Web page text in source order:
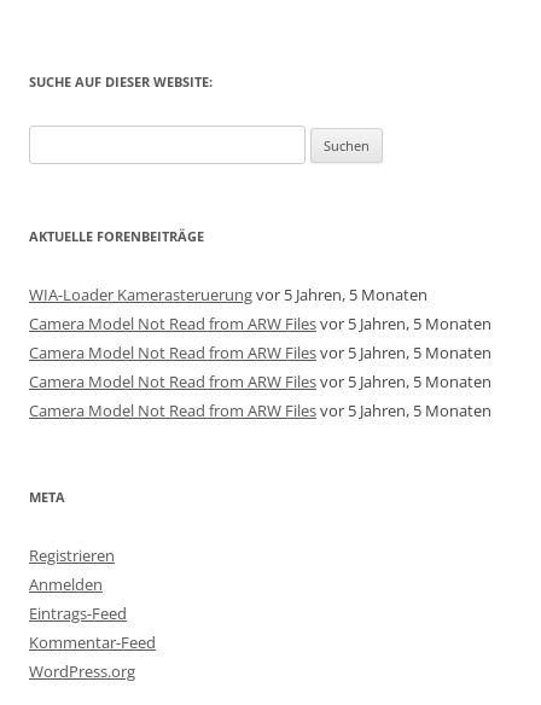
SUCHE AUF DIESER WEBSITE:
nach:
AKTUELLE FORENBEITRÄGE
WIA-Loader Kamerasteruerungvor 5 Jahren, 5 Monaten
Camera Model Not Read from ARW Filesvor 5 Jahren, 5 Monaten
Camera Model Not Read from ARW Filesvor 5 Jahren, 5 Monaten
Camera Model Not Read from ARW Filesvor 5 Jahren, 5 Monaten
Camera Model Not Read from ARW Filesvor 5 Jahren, 5 Monaten
META
Registrieren
Anmelden
Eintrags-Feed
Kommentar-Feed
WordPress.org